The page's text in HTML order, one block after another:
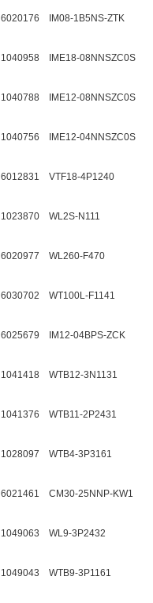
6020176 IM08-1B5NS-ZTK
1040958 IME18-08NNSZC0S
1040788 IME12-08NNSZC0S
1040756 IME12-04NNSZC0S
6012831 VTF18-4P1240
1023870 WL2S-N111
6020977 WL260-F470
6030702 WT100L-F1141
6025679 IM12-04BPS-ZCK
1041418 WTB12-3N1131
1041376 WTB11-2P2431
1028097 WTB4-3P3161
6021461 CM30-25NNP-KW1
1049063 WL9-3P2432
1049043 WTB9-3P1161